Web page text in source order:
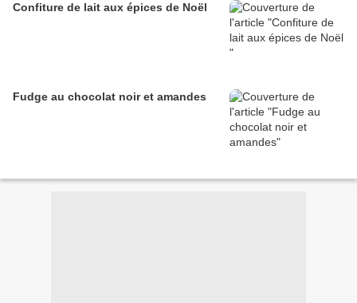
Confiture de lait aux épices de Noël
Fudge au chocolat noir et amandes